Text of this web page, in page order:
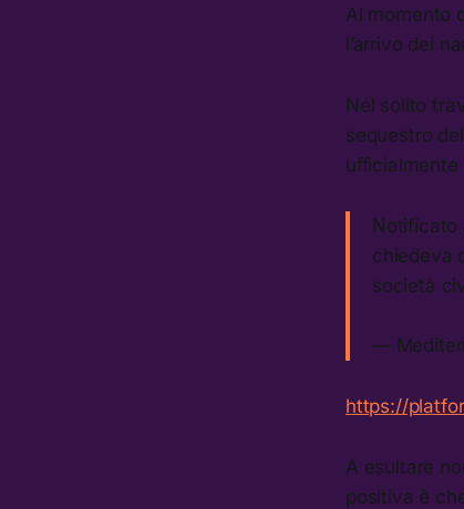
Al momento
l’arrivo dei
Nel solito
sequestro
ufficialmente
Notificato
chiedeva
società
—
https://
A esultare
positiva è